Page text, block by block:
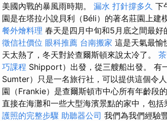
美國內戰的暴風雨時期。 漏水 打針撐多久 下
園是在塔拉小說貝利（Béli）的著名莊園上建
餐外燴料理 春天是四月中旬和5月底之間最好
徵信社價位 眼科推薦 台南搬家 這是天氣最愉
天太熱了，冬天對於查爾斯頓來說太冷了。
巧課程 Shipport）出發，從三艘船出發。 有
Sumter）只是一名旅行社，可以提供這個令
園（Frankie）是查爾斯頓市中心所有年齡段
直接在海灘和一些大型海濱景點的家中，包
護照的完整步驟 助聽器公司 我們為我們經驗